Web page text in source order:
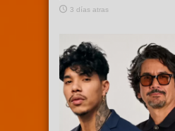
3 días atras